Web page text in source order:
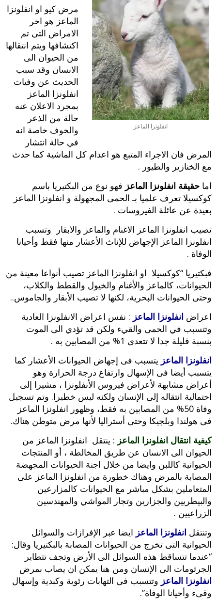
انفلونزا الماعز
مرض كيو او انفلونزا
الماعز هو اخر
الامراض التي تم
اكتشافها ويتم انتقالها
من الحيوان الى
الانسان وقد سبب
الحديث عن وفيات
انفلونزا الماعز
بمجرد الاعلان عنه
حالة من الذعر
والخوف خاصة انه
في حالة انتشار
المرض فان الاجراء المتبع هو اعدام كل الماشية كما حدث
مع الخنازير والطيور .
اماحقيقة انفلونزا الماعز فهو نوع من البكتيريا باسم
كوكسيلا تعرف علميا بـ الحمى المجهولة و انفلونزا الماعز
بعيدة عن عائلة الفيروسات .
تصيب انفلونزا الماعز الاغنام والماعز والابقار وتسبب
انفلونزا الماعز الإجهاض للإناث الأعشار منها فقط وأحيانا
الوفاة .
فبكتيريا “كوكسيلا او انفلونزا الماعز تصيب أنواعا معينة من
الحيوانات، كالماعز والأغنام والخيول والقطط والكلاب،
وحتى الحيوانات البحرية، لكنها لا تصيب الأبقار والجاموس..
اعراض انفلونزا الماعز : نفس اعراض الانفلونزا العادية
وتتسبب في الحمى والقيء ولكن قد تؤدي الى الموت
بنسبة قليلة جدا لا تتعدى 1% من المصابين به .
انفلونزا الماعز يتسبب فى إجهاض الحيوانات الأعشار كما
يتسبب أيضا فى الإسهال وارتفاع درجة الحرارة وهو
أعراض مشابهة لأعراض فيروس الأنفلونزا ، مشيرا إلى
احتمالية انتقاله إلى الإنسان ولكنه ليس خطيرا. وتم تسجيل
وفاة 50% من المصابين به فقط، وظهور انفلونزا الماعز
فى هولندا وبلجيكا وحتى أستراليا لأنها مرض متوطن هناك.
كيفية انتقال انفلونزا الماعز : ينتقل انفلونزا الماعز من
الحيوان الى الانسان عن طريق المخالطة ، أو المنتجات
الحيوانية كاللبن وايضا من خلال اجنة الحيوانات المجهضة
المصابة بالمرض وهناك خطورة من انفلونزا الماعز على
المتعاملين بشكل مباشر مع الحيوانات كالمزارعين
والبيطريين والجزارين وتجار المواشي والمهندسين
الزراعيين .
وتنتقل انفلونزا الماعز ايضا عبر الإفرازات والسوائل
الحيوانية التى تخرج من الحيوانات المصابة بالبكتيريا وقال:
“عندما تتساقط هذه السوائل الى الأرض وتجف تتطاير
الجرثومات الى الإنسان ومن هنا يمكن ان يصاب بمرض
انفلونزا الماعز وتتسبب فى التهابات رئوية وكبدية وإسهال
وقىء وأحيانا الوفاة”.